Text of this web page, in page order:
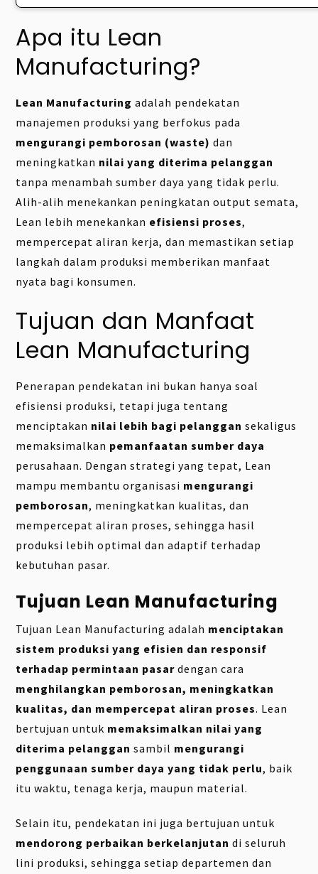
Apa itu Lean
Manufacturing?
Lean Manufacturing adalah pendekatan
manajemen produksi yang berfokus pada
mengurangi pemborosan (waste) dan
meningkatkan nilai yang diterima pelanggan
tanpa menambah sumber daya yang tidak perlu.
Alih-alih menekankan peningkatan output semata,
Lean lebih menekankan efisiensi proses,
mempercepat aliran kerja, dan memastikan setiap
langkah dalam produksi memberikan manfaat
nyata bagi konsumen.
Tujuan dan Manfaat
Lean Manufacturing
Penerapan pendekatan ini bukan hanya soal
efisiensi produksi, tetapi juga tentang
menciptakan nilai lebih bagi pelanggan sekaligus
memaksimalkan pemanfaatan sumber daya
perusahaan. Dengan strategi yang tepat, Lean
mampu membantu organisasi mengurangi
pemborosan, meningkatkan kualitas, dan
mempercepat aliran proses, sehingga hasil
produksi lebih optimal dan adaptif terhadap
kebutuhan pasar.
Tujuan Lean Manufacturing
Tujuan Lean Manufacturing adalah menciptakan
sistem produksi yang efisien dan responsif
terhadap permintaan pasar dengan cara
menghilangkan pemborosan, meningkatkan
kualitas, dan mempercepat aliran proses. Lean
bertujuan untuk memaksimalkan nilai yang
diterima pelanggan sambil mengurangi
penggunaan sumber daya yang tidak perlu, baik
itu waktu, tenaga kerja, maupun material.
Selain itu, pendekatan ini juga bertujuan untuk
mendorong perbaikan berkelanjutan di seluruh
lini produksi, sehingga setiap departemen dan